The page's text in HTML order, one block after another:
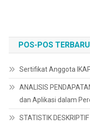
POS-POS TERBARU
Sertifikat Anggota
ANALISIS
dan Aplikasi dalam
STATISTIK